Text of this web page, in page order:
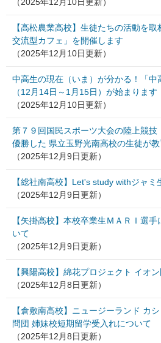
【高松農業高校】生徒たちの活動を
交流型カフェ」を開催します
（2025年12月10日更新）
中高生の現在（いま）が分かる！「中
（12月14日～1月15日）が始まります
（2025年12月10日更新）
第７９回国民スポーツ大会の陸上競
優勝した 県立玉野光南高校の生徒が教
（2025年12月9日更新）
【総社南高校】Let's study withジャミ
（2025年12月9日更新）
【矢掛高校】本校卒業生ＭＡＲＩ選
いて
（2025年12月9日更新）
【興陽高校】綿花プロジェクト イオ
（2025年12月8日更新）
【倉敷南高校】ニュージーランド カ
問団 姉妹校短期留学受入れについて
（2025年12月8日更新）